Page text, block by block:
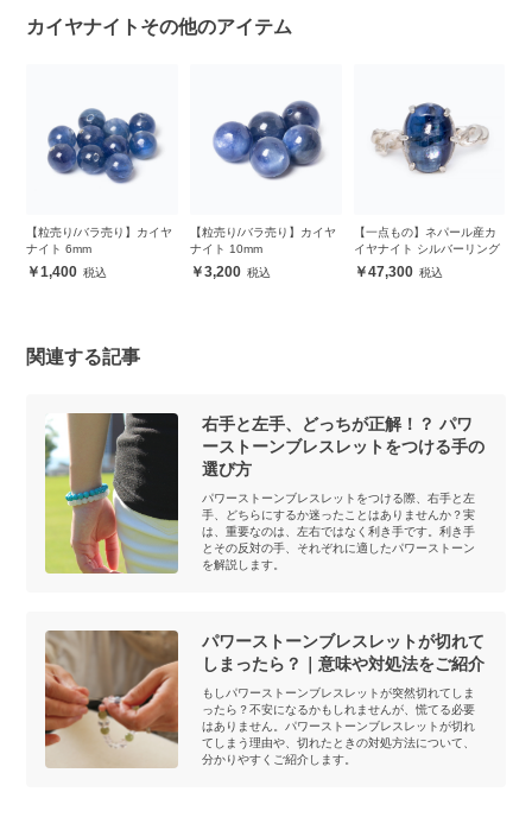
カイヤナイトその他のアイテム
【粒売り/バラ売り】カイヤ
ナイト 6mm
1,400
【粒売り/バラ売り】カイヤ
ナイト 10mm
3,200
【一点もの】ネパール産カ
イヤナイト シルバーリング
47,300
関連する記事
右手と左手、どっちが正解！？ パワ
ーストーンブレスレットをつける手の
選び方
パワーストーンブレスレットをつける際、右手と左
手、どちらにするか迷ったことはありませんか？実
は、重要なのは、左右ではなく利き手です。利き手
とその反対の手、それぞれに適したパワーストーン
を解説します。
パワーストーンブレスレットが切れて
しまったら？｜意味や対処法をご紹介
もしパワーストーンブレスレットが突然切れてしま
ったら？不安になるかもしれませんが、慌てる必要
はありません。パワーストーンブレスレットが切れ
てしまう理由や、切れたときの対処方法について、
分かりやすくご紹介します。